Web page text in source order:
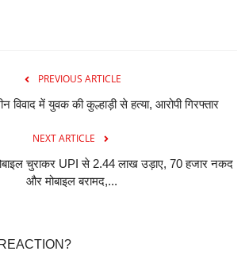
PREVIOUS ARTICLE
में युवक की कुल्हाड़ी से हत्या, आरोपी गिरफ्तार
NEXT ARTICLE
चुराकर UPI से 2.44 लाख उड़ाए, 70 हजार नकद
और मोबाइल बरामद,...